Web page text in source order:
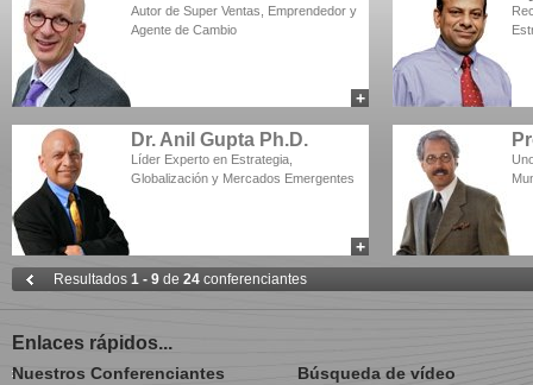
Autor de Super Ventas, Emprendedor y
Agente de Cambio
+ add to myCSA
Dr. Anil Gupta Ph.D.
Líder Experto en Estrategia,
Globalización y Mercados Emergentes
+ add to myCSA
Resultados 1 - 9 de 24 conferenciantes
Enlaces rápidos...
Nuestros Conferenciantes Búsqueda de vídeo